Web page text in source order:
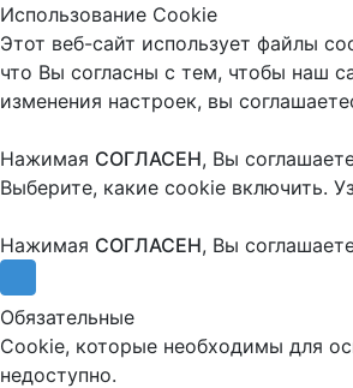
Использование Cookie
Этот веб-сайт использует файлы
что Вы согласны с тем, чтобы наш
изменения настроек, вы
Нажимая СОГЛАСЕН, Вы
Выберите, какие cookie включить.
Нажимая СОГЛАСЕН, Вы
Обязательные
Cookie, которые необходимы для
недоступно.